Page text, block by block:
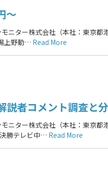
～
ニター株式会社（本社：東京都
上野動… Read More
説者コメント調査と
ニター株式会社（本社：東京都
勝テレビ中… Read More